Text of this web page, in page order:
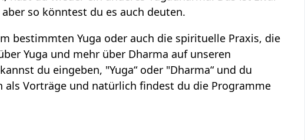
so könntest du es auch deuten.
bestimmten Yuga oder auch die spirituelle Praxis, die
Yuga und mehr über Dharma auf unseren
du eingeben, "Yuga“ oder "Dharma“ und du
Vorträge und natürlich findest du die Programme